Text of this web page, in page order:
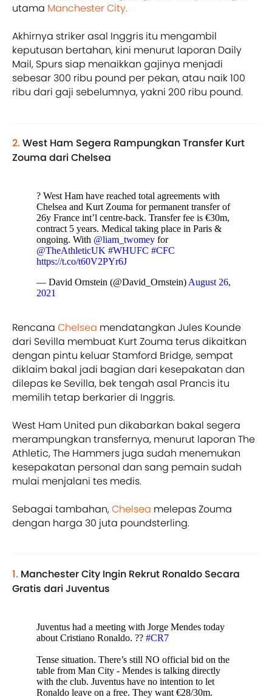
utama Manchester City.
Akhirnya striker asal Inggris itu mengambil
keputusan bertahan, kini menurut laporan Daily
Mail, Spurs siap menaikkan gajinya menjadi
sebesar 300 ribu pound per pekan, atau naik 100
ribu dari gaji sebelumnya, yakni 200 ribu pound.
2. West Ham Segera Rampungkan Transfer Kurt
Zouma dari Chelsea
? West Ham have reached total agreements with
Chelsea and Kurt Zouma for permanent transfer of
26y France int’l centre-back. Transfer fee is €30m,
contract 5 years. Medical taking place in Paris &
ongoing. With @liam_twomey for
@TheAthleticUK #WHUFC #CFC
https://t.co/t60V2PYr6J
— David Ornstein (@David_Ornstein) August 26,
2021
Rencana Chelsea mendatangkan Jules Kounde
dari Sevilla membuat Kurt Zouma terus dikaitkan
dengan pintu keluar Stamford Bridge, sempat
diklaim bakal jadi bagian dari kesepakatan dan
dilepas ke Sevilla, bek tengah asal Prancis itu
memilih tetap berkarier di Inggris.
West Ham United pun dikabarkan bakal segera
merampungkan transfernya, menurut laporan The
Athletic, The Hammers juga sudah menemukan
kesepakatan personal dan sang pemain sudah
mulai menjalani tes medis.
Sebagai tambahan,Chelsea melepas Zouma
dengan harga 30 juta poundsterling.
1. Manchester City Ingin Rekrut Ronaldo Secara
Gratis dari Juventus
Juventus had a meeting with Jorge Mendes today
about Cristiano Ronaldo. ?? #CR7
Tense situation. There’s still NO official bid on the
table from Man City - Mendes is talking directly
with the club. Juventus have no intention to let
Ronaldo leave on a free. They want €28/30m.